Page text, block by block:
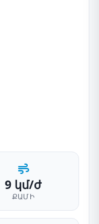
9 կմ/ժ
ՔԱՄԻ